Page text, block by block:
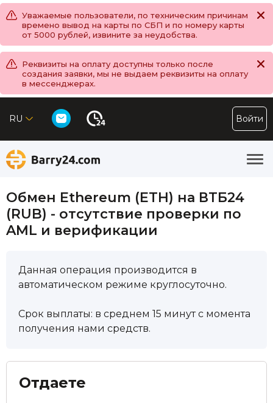
Уважаемые пользователи, по техническим причинам
времено вывод на карты по СБП и по номеру карты
от 5000 рублей, извините за неудобства.
Реквизиты на оплату доступны только после
создания заявки, мы не выдаем реквизиты на оплату
в мессенджерах.
RU Войти
Обмен Ethereum (ETH) на ВТБ24
(RUB) - отсутствие проверки по
AML и верификации
Данная операция производится в
автоматическом режиме круглосуточно.
Срок выплаты: в среднем 15 минут с момента
получения нами средств.
Отдаете